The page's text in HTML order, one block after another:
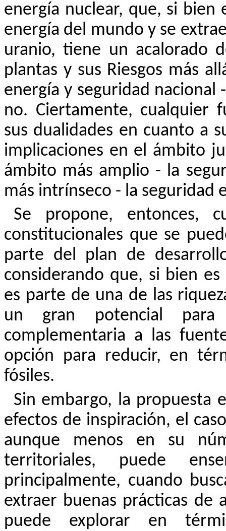
energía nuclear, que, si bien
energía del mundo y se
uranio, tiene un acalorado
plantas y sus Riesgos más
energía y seguridad nacional
no. Ciertamente, cualquier
sus dualidades en cuanto a
implicaciones en el ámbito
ámbito más amplio - la
más intrínseco - la seguridad
Se propone, entonces,
constitucionales que se
parte del plan de
considerando que, si bien
es parte de una de las
un gran potencial
complementaria a las
opción para reducir, en
fósiles.
Sin embargo, la propuesta
efectos de inspiración, el
aunque menos en su
territoriales, puede
principalmente, cuando
extraer buenas prácticas de
puede explorar en